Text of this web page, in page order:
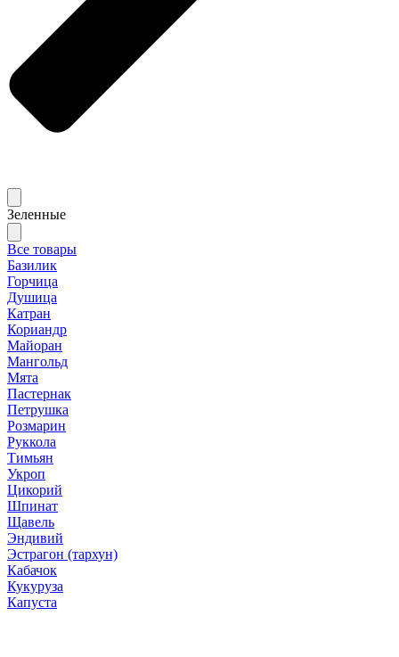
Зеленные
Все товары
Базилик
Горчица
Душица
Катран
Кориандр
Майоран
Мангольд
Мята
Пастернак
Петрушка
Розмарин
Руккола
Тимьян
Укроп
Цикорий
Шпинат
Щавель
Эндивий
Эстрагон (тархун)
Кабачок
Кукуруза
Капуста